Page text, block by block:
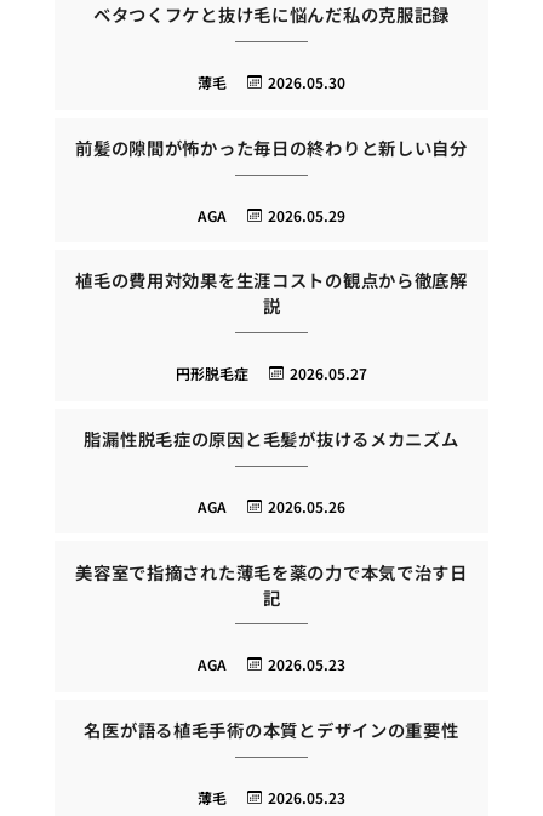
ベタつくフケと抜け毛に悩んだ私の克服記録
2026.05.30
薄毛
前髪の隙間が怖かった毎日の終わりと新しい自分
2026.05.29
AGA
植毛の費用対効果を生涯コストの観点から徹底解
説
2026.05.27
円形脱毛症
脂漏性脱毛症の原因と毛髪が抜けるメカニズム
2026.05.26
AGA
美容室で指摘された薄毛を薬の力で本気で治す日
記
2026.05.23
AGA
名医が語る植毛手術の本質とデザインの重要性
2026.05.23
薄毛